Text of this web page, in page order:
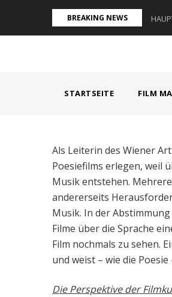
Inhalt
BREAKING NEWS
I - ÖSTERREICH
STARTSEITE FILM
Als Leiterin des Wiener
Poesiefilms erlegen, weil
Musik entstehen.
andererseits
Musik. In der
Filme über die Sprache
Film nochmals zu sehen.
und weist – wie die
Die Perspektive der